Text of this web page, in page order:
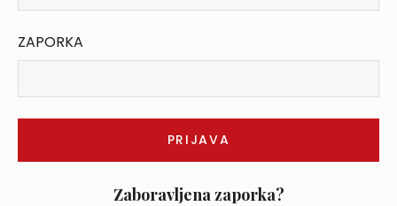
ZAPORKA
Zaboravljena zaporka?